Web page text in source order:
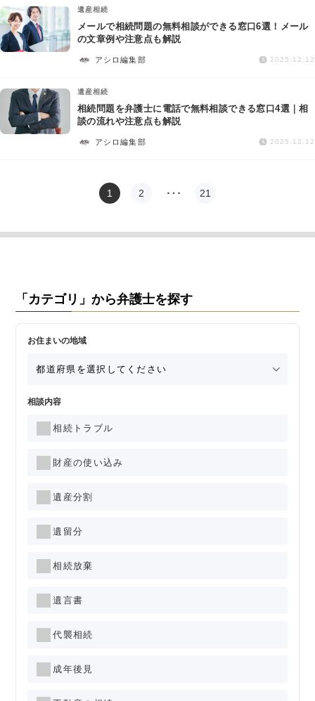
遺産相続
メールで相続問題の無料相談ができる窓口6選！メール
の文章例や注意点も解説
アシロ編集部 2025.12.12
遺産相続
相続問題を弁護士に電話で無料相談できる窓口4選｜相
談の流れや注意点も解説
アシロ編集部 2025.12.12
1 2 … 21
「カテゴリ」から弁護士を探す
お住まいの地域
相談内容
相続トラブル
財産の使い込み
遺産分割
遺留分
相続放棄
遺言書
代襲相続
成年後見